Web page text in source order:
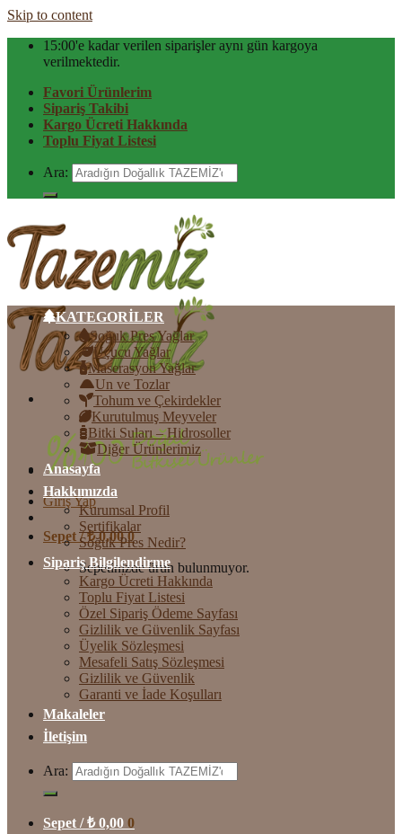
Skip to content
15:00'e kadar verilen siparişler aynı gün kargoya
verilmektedir.
Favori Ürünlerim
Sipariş Takibi
Kargo Ücreti Hakkında
Toplu Fiyat Listesi
Ara:
Giriş Yap
Sepet /₺0,00 0
Sepetinizde ürün bulunmuyor.
KATEGORİLER
Soğuk Pres Yağlar
Uçucu Yağlar
Maserasyon Yağlar
Un ve Tozlar
Tohum ve Çekirdekler
Kurutulmuş Meyveler
Bitki Suları – Hidrosoller
Diğer Ürünlerimiz
Anasayfa
Hakkımızda
Kurumsal Profil
Sertifikalar
Soğuk Pres Nedir?
Sipariş Bilgilendirme
Kargo Ücreti Hakkında
Toplu Fiyat Listesi
Özel Sipariş Ödeme Sayfası
Gizlilik ve Güvenlik Sayfası
Üyelik Sözleşmesi
Mesafeli Satış Sözleşmesi
Gizlilik ve Güvenlik
Garanti ve İade Koşulları
Makaleler
İletişim
Ara:
Sepet /₺0,00 0